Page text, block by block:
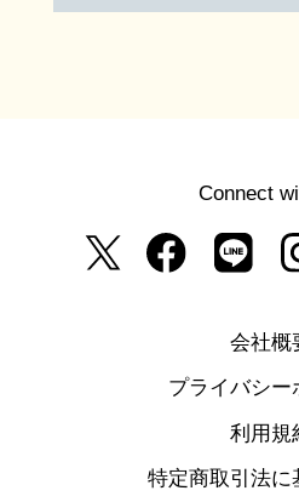
Connect
会社概
プライバシー
利用規
特定商取引法に